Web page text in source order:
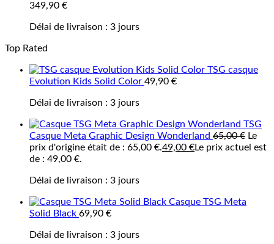
349,90 €
Délai de livraison : 3 jours
Top Rated
TSG casque
Evolution Kids Solid Color 49,90 €
Délai de livraison : 3 jours
TSG
Casque Meta Graphic Design Wonderland 65,00€ Le
prix d'origine était de : 65,00 €.49,00 €Le prix actuel est
de : 49,00 €.
Délai de livraison : 3 jours
Casque TSG Meta
Solid Black 69,90 €
Délai de livraison : 3 jours